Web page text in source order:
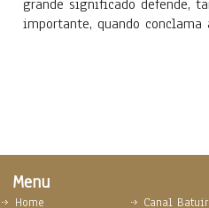
grande significado defende,
importante, quando
Menu
Home
Canal